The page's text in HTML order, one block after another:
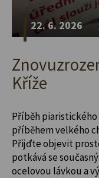
22. 6. 2026
Kříže
Příběh piaristického
příběhem velkého
Přijďte objevit
potkává se
ocelovou lávkou a